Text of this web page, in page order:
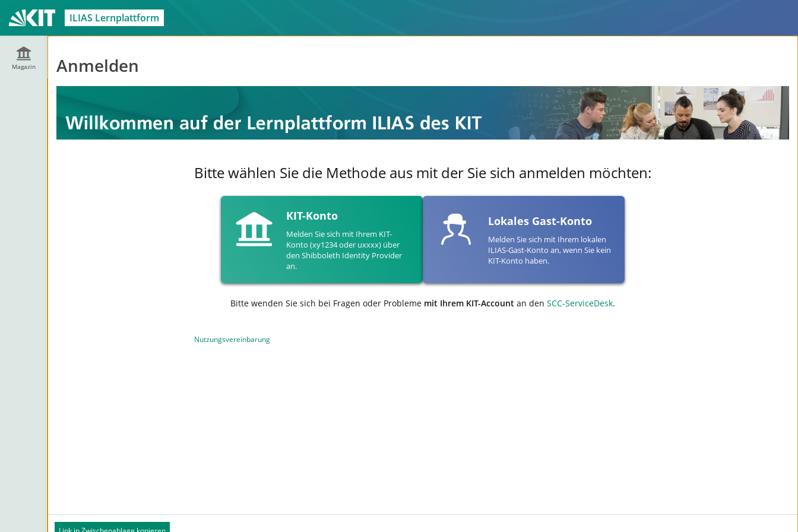
ILIAS Lernplattform
Magazin Anmelden
Bitte wählen Sie die Methode aus mit der Sie sich anmelden möchten:
KIT-Konto
Melden Sie sich mit Ihrem KIT-
Konto (xy1234 oder uxxxx) über
den Shibboleth Identity Provider
an.
Lokales Gast-Konto
Melden Sie sich mit Ihrem lokalen
ILIAS-Gast-Konto an, wenn Sie kein
KIT-Konto haben.
Bitte wenden Sie sich bei Fragen oder Probleme mit Ihrem KIT-Account an den SCC-ServiceDesk.
Nutzungsvereinbarung